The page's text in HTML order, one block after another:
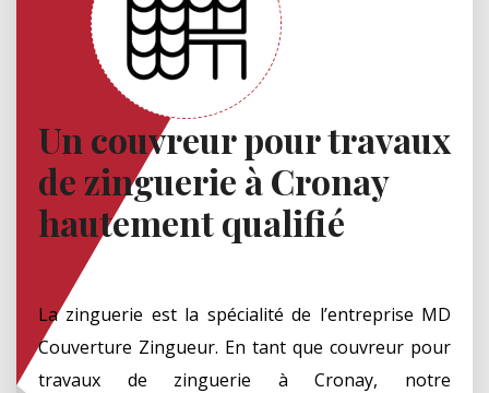
Un couvreur pour travaux
de zinguerie à Cronay
hautement qualifié
La zinguerie est la spécialité de l’entreprise MD
Couverture Zingueur. En tant que couvreur pour
travaux de zinguerie à Cronay, notre